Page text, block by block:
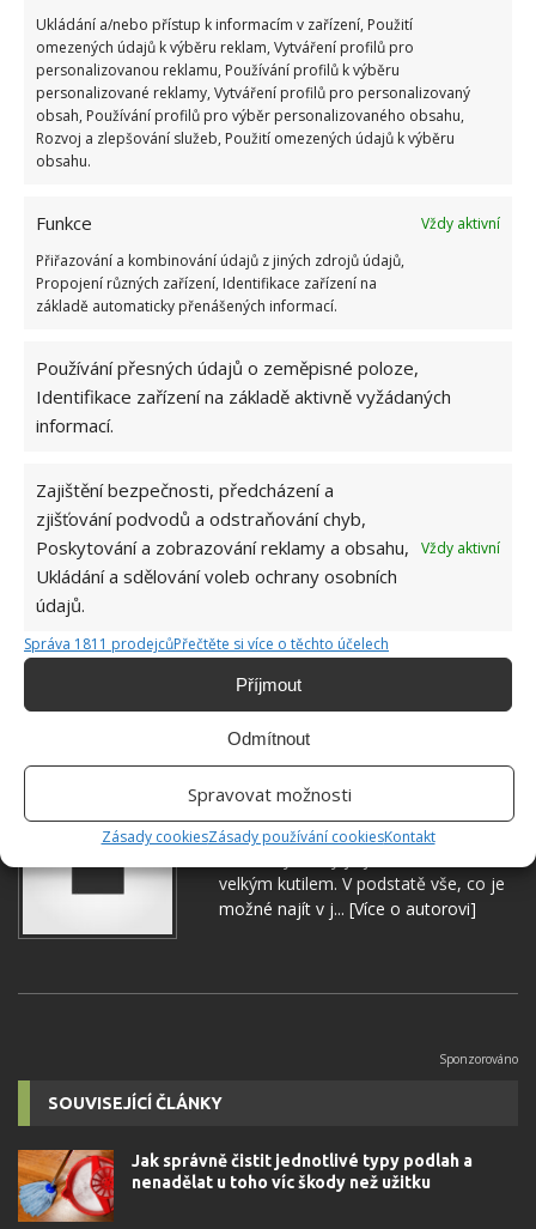
Ukládání a/nebo přístup k informacím v zařízení, Použití
omezených údajů k výběru reklam, Vytváření profilů pro
personalizovanou reklamu, Používání profilů k výběru
personalizované reklamy, Vytváření profilů pro personalizovaný
obsah, Používání profilů pro výběr personalizovaného obsahu,
Rozvoj a zlepšování služeb, Použití omezených údajů k výběru
obsahu.
Funkce
Vždy aktivní
Přiřazování a kombinování údajů z jiných zdrojů údajů,
Propojení různých zařízení, Identifikace zařízení na
základě automaticky přenášených informací.
Používání přesných údajů o zeměpisné poloze,
Identifikace zařízení na základě aktivně vyžádaných
informací.
Zajištění bezpečnosti, předcházení a
zjišťování podvodů a odstraňování chyb,
Poskytování a zobrazování reklamy a obsahu,
Ukládání a sdělování voleb ochrany osobních
údajů.
Vždy aktivní
Správa 1811 prodejcůPřečtěte si více o těchto účelech
Příjmout
Odmítnout
Spravovat možnosti
Zásady cookiesZásady používání cookiesKontakt
množství lněného oleje, lakového benzínu a mouky. S
touto směsí začněte čistit lakovaný nábytek. Pokud
by vás zaskočilo použití mouky, uvidíte, že efektivně
vyčistí odolné mastné skvrny.
ÚKLID
Jiří Kolář
Absolvent České zemědělské
velkým kutilem. V podstatě vše, co je
možné najít v j... [Více o autorovi]
SOUVISEJÍCÍ ČLÁNKY
Jak správně čistit jednotlivé typy podlah a
nenadělat u toho víc škody než užitku